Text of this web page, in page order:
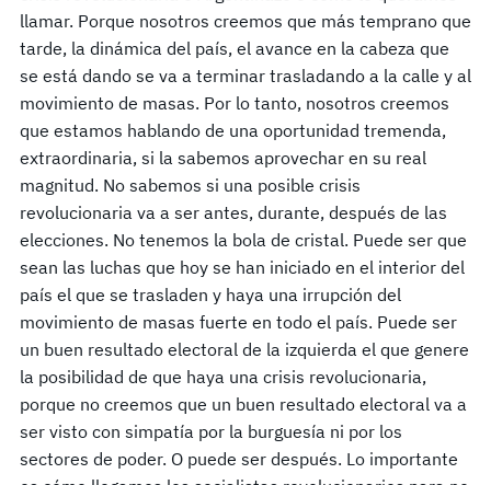
llamar. Porque nosotros creemos que más temprano que
tarde, la dinámica del país, el avance en la cabeza que
se está dando se va a terminar trasladando a la calle y al
movimiento de masas. Por lo tanto, nosotros creemos
que estamos hablando de una oportunidad tremenda,
extraordinaria, si la sabemos aprovechar en su real
magnitud. No sabemos si una posible crisis
revolucionaria va a ser antes, durante, después de las
elecciones. No tenemos la bola de cristal. Puede ser que
sean las luchas que hoy se han iniciado en el interior del
país el que se trasladen y haya una irrupción del
movimiento de masas fuerte en todo el país. Puede ser
un buen resultado electoral de la izquierda el que genere
la posibilidad de que haya una crisis revolucionaria,
porque no creemos que un buen resultado electoral va a
ser visto con simpatía por la burguesía ni por los
sectores de poder. O puede ser después. Lo importante